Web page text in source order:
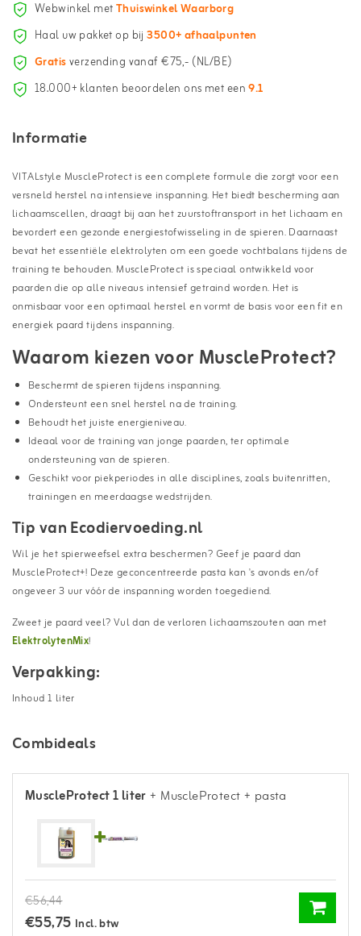
Webwinkel metThuiswinkel Waarborg
Haal uw pakket op bij3500+ afhaalpunten
Gratisverzending vanaf €75,- (NL/BE)
18.000+ klanten beoordelen ons met een9.1
Informatie
VITALstyle MuscleProtect is een complete formule die zorgt voor een
versneld herstel na intensieve inspanning. Het biedt bescherming aan
lichaamscellen, draagt bij aan het zuurstoftransport in het lichaam en
bevordert een gezonde energiestofwisseling in de spieren. Daarnaast
bevat het essentiële elektrolyten om een goede vochtbalans tijdens de
training te behouden. MuscleProtect is speciaal ontwikkeld voor
paarden die op alle niveaus intensief getraind worden. Het is
onmisbaar voor een optimaal herstel en vormt de basis voor een fit en
energiek paard tijdens inspanning.
Waarom kiezen voor MuscleProtect?
Beschermt de spieren tijdens inspanning.
Ondersteunt een snel herstel na de training.
Behoudt het juiste energieniveau.
Ideaal voor de training van jonge paarden, ter optimale
ondersteuning van de spieren.
Geschikt voor piekperiodes in alle disciplines, zoals buitenritten,
trainingen en meerdaagse wedstrijden.
Tip van Ecodiervoeding.nl
Wil je het spierweefsel extra beschermen? Geef je paard dan
MuscleProtect+! Deze geconcentreerde pasta kan 's avonds en/of
ongeveer 3 uur vóór de inspanning worden toegediend.
Zweet je paard veel? Vul dan de verloren lichaamszouten aan met
ElektrolytenMix!
Verpakking:
Inhoud 1 liter
Combideals
MuscleProtect 1 liter+ MuscleProtect + pasta
€56,44
€55,75 Incl. btw